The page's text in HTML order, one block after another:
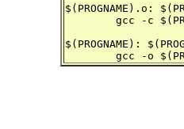
$(PROGNAME).o:
$(PROGNAME):
gcc -o